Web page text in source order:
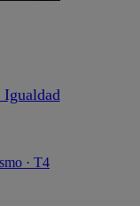
· T4